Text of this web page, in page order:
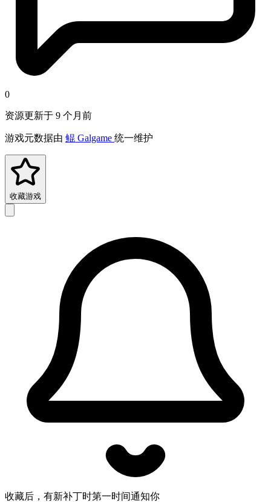
0
资源更新于 9 个月前
游戏元数据由 鲲 Galgame 统一维护
收藏游戏
收藏后，有新补丁时第一时间通知你